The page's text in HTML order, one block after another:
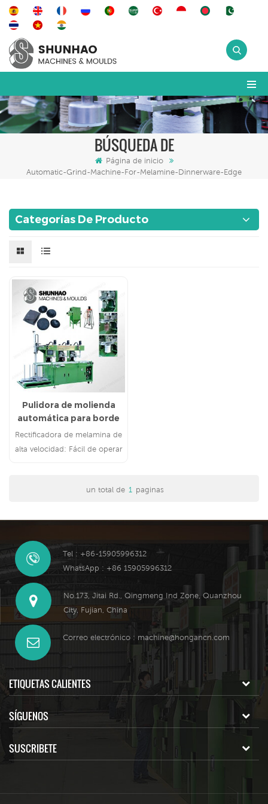
BÚSQUEDA DE
Página de inicio
Automatic-Grind-Machine-For-Melamine-Dinnerware-Edge
Categorías De Producto
Pulidora de molienda
automática para borde
de vajilla de melamina
Rectificadora de melamina de
alta velocidad: Fácil de operar
un total de 1 paginas
Tel : +86-15905996312
WhatsApp : +86 15905996312
No.173, Jitai Rd., Qingmeng Ind Zone, Quanzhou
City, Fujian, China
Correo electrónico : machine@hongancn.com
ETIQUETAS CALIENTES
SÍGUENOS
SUSCRIBETE